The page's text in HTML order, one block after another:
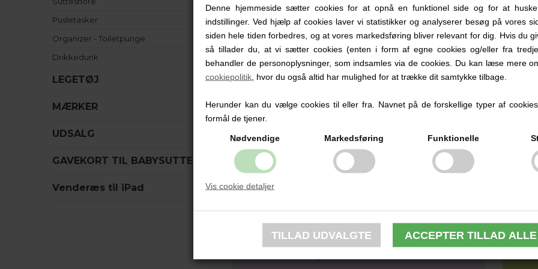
Denne hjemmeside sætter cookies for at opnå en funktionel side og for at
indstillinger. Ved hjælp af cookies laver vi statistikker og analyserer besøg på vores
siden hele tiden forbedres, og at vores markedsføring bliver relevant for dig. Hvis du
så tillader du, at vi sætter cookies (enten i form af egne cookies og/eller fra
behandler de personoplysninger, som indsamles via de cookies. Du kan læse mere
cookiepolitik , hvor du også altid har mulighed for at trække dit samtykke tilbage.
Herunder kan du vælge cookies til eller fra. Navnet på de forskellige typer af
formål de tjener.
Nødvendige Markedsføring Funktionelle
Vis cookie detaljer
Pusletasker
Organizer - Toiletpunge
Drikkedunk
LEGETØJ
MÆRKER
UDSALG
GAVEKORT TIL BABYSUTTEN
Venderæs til iPad
Med navn - Broderi
Uanset om det er en pusletaske, rygsæk til børn, toilettaske, køletaske
kvalitetsmodel, der er holdbar og funktionel. Derudover kan du finde
og som gør hverdagen lettere, når du er på farten.
For at gøre din taske mere personlig, kan vi brodere navn på udvalgte
Find rygsække med navnHER
Find pusletaske med navn
Vores tasker her ved babysutten, er af god kvalitet i mærker som DAY
Details mf.